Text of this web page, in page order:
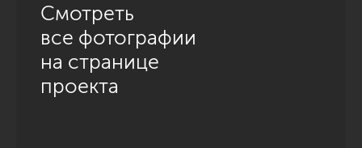
Смотреть
все фотографии
на странице
проекта